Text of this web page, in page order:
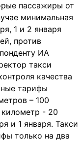
пассажиры от
минимальная
1 и 2 января
против
ИА
такси
качества
тарифы
– 100
- 20
и 1 января. Такси
только на два